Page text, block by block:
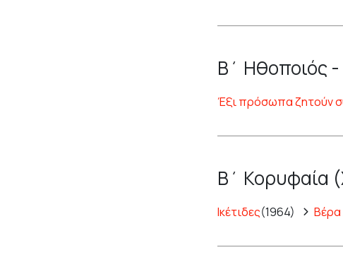
Β΄ Ηθοποιός
Έξι πρόσωπα ζητούν
Β΄ Κορυφαία
Ικέτιδες(1964) Βέρα